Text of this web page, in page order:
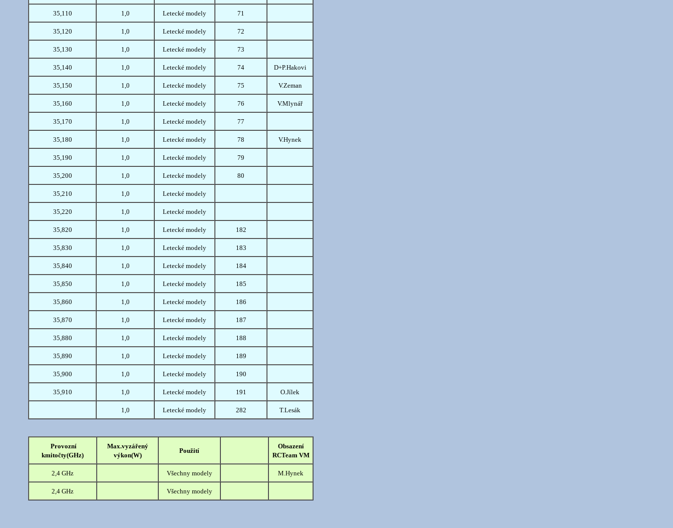
35,110 1,0 Letecké modely 71
35,120 1,0 Letecké modely 72
35,130 1,0 Letecké modely 73
35,140 1,0 Letecké modely 74 D+P.Hakovi
35,150 1,0 Letecké modely 75 V.Zeman
35,160 1,0 Letecké modely 76 V.Mlynář
35,170 1,0 Letecké modely 77
35,180 1,0 Letecké modely 78 V.Hynek
35,190 1,0 Letecké modely 79
35,200 1,0 Letecké modely 80
35,210 1,0 Letecké modely
35,220 1,0 Letecké modely
35,820 1,0 Letecké modely 182
35,830 1,0 Letecké modely 183
35,840 1,0 Letecké modely 184
35,850 1,0 Letecké modely 185
35,860 1,0 Letecké modely 186
35,870 1,0 Letecké modely 187
35,880 1,0 Letecké modely 188
35,890 1,0 Letecké modely 189
35,900 1,0 Letecké modely 190
35,910 1,0 Letecké modely 191 O.Jílek
1,0 Letecké modely 282 T.Lesák
Provozní
kmitočty(GHz)
Max.vyzářený
výkon(W)
Použití
Obsazení
RCTeam VM
2,4 GHz Všechny modely M.Hynek
2,4 GHz Všechny modely